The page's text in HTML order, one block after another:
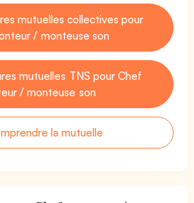
mutuelles collectives pour
/ monteuse son
mutuelles TNS pour Chef
/ monteuse son
la mutuelle